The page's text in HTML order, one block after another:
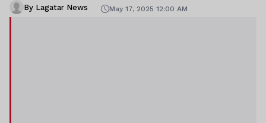
By Lagatar News May 17, 2025 12:00 AM